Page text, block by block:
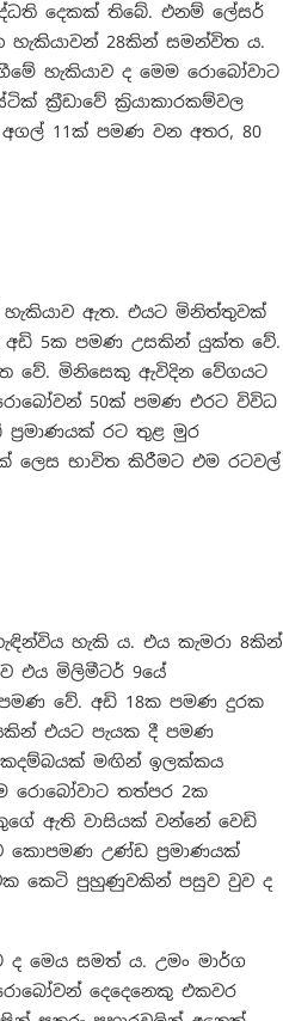
දෙකක් තිබේ. එනම් ලේසර්
28කින් සමන්විත ය.
හැකියාව ද මෙම රොබෝවාට
ක්‍රීඩාවේ ක්‍රියාකාරකම්වල
අගල් 11ක් පමණ වන අතර, 80
ඇත. එයට මිනිත්තුවක්
අඩි 5ක පමණ උසකින් යුක්ත වේ.
වේ. මිනිසෙකු ඇවිදින වේගයට
50ක් පමණ එරට විවිධ
ප්‍රමාණයක් රට තුළ මුර
ලෙස භාවිත කිරීමට එම රටවල්
හැකි ය. එය කැමරා 8කින්
එය මිලිමීටර් 9යේ
වේ. අඩි 18ක පමණ දුරක
එයට පැයක දී පමණ
කදම්බයක් මඟින් ඉලක්කය
රොබෝවාට තත්පර 2ක
ඇති වාසියක් වන්නේ වෙඩි
කොපමණ උණ්ඩ ප්‍රමාණයක්
කෙටි පුහුණුවකින් පසුව වුව ද
මෙය සමත් ය. උමං මාර්ග
දෙදෙනෙකු එකවර